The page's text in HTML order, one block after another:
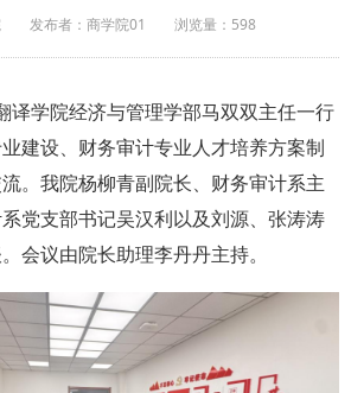
发布者：商学院01 浏览量： 598
译学院经济与管理学部马双双主任一行
建设、财务审计专业人才培养方案制
。我院杨柳青副院长、财务审计系主
党支部书记吴汉利以及刘源、张涛涛
会议由院长助理李丹丹主持。